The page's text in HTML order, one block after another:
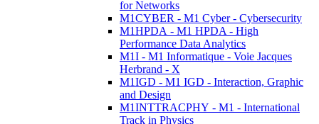
for Networks
M1CYBER - M1 Cyber - Cybersecurity
M1HPDA - M1 HPDA - High
Performance Data Analytics
M1I - M1 Informatique - Voie Jacques
Herbrand - X
M1IGD - M1 IGD - Interaction, Graphic
and Design
M1INTTRACPHY - M1 - International
Track in Physics